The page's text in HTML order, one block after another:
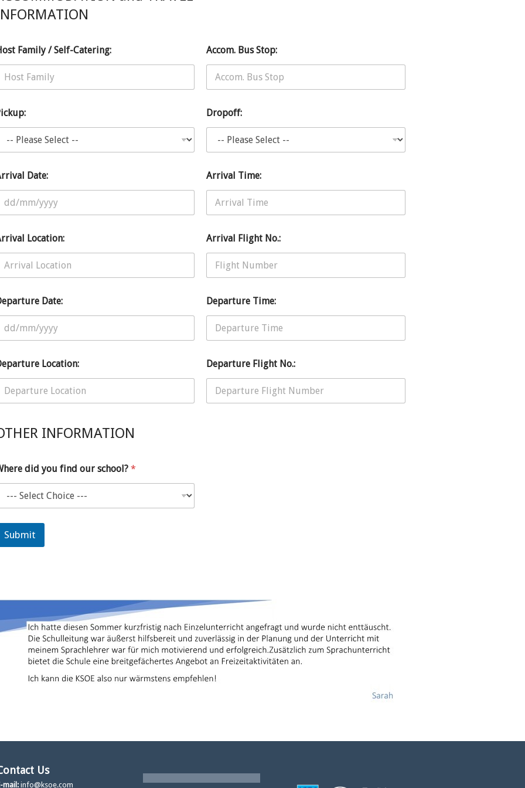
Family / Self-Catering: Accom. Bus Stop:
Dropoff:
Date: Arrival Time:
Location: Arrival Flight No.:
Date: Departure Time:
Location: Departure Flight No.:
INFORMATION
did you find our school? *
Submit
Us
mail: info@ksoe.com